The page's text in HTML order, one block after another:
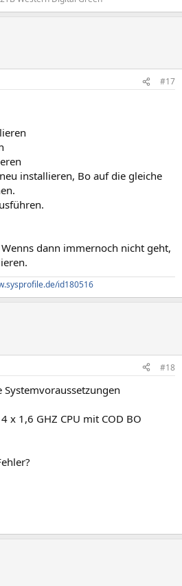
#17
installieren, Bo auf die gleiche
dann immernoch nicht geht,
id180516
#18
x 1,6 GHZ CPU mit COD BO